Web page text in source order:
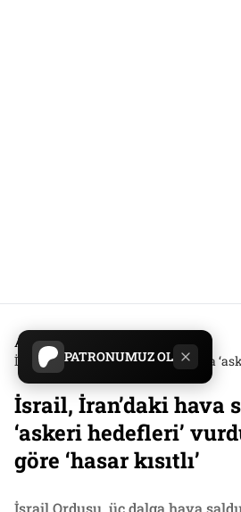
PATRONUMUZ OL
Anasayfa
İsrail, İran’daki hava
‘askeri hedefleri’
göre ‘hasar kısıtlı’
İsrail Ordusu, üç dalga hava